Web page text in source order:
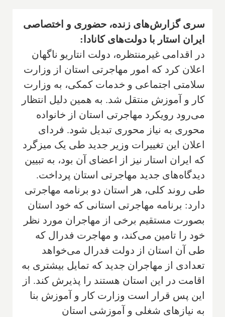
سری گزارش‌های زنده، حضوری و اختصاصی
ایران استار با دولت‌های کانادا:
در اقدامی غیرمنتظره، دولت انتاریو ناگهان
اعلان کرد که امور مهاجرتی استان از وزارت
سلامتی اجتماعی و خدمات کمکی، به وزارت
کار و آموزش منتقل شد. به همین دلیل انتظار
می‌رود رویکرد مهاجرتی استان از خانواده
محوری به نیاز محوری تبدیل شود. فردای
اعلان این تغییرات وزیر جدید طی یک میزگرد
که ایران استار نیز از اعضای آن بود، به تبیین
دیدگاه‌های جدید مهاجرتی استان پرداخت.
طی روند کلی، هر استان دو برنامه مهاجرتی
دارد: برنامه مهاجرتی استانی که خود استان
بصورت مستقیم برخی از مهاجران مورد نظر
خود را تامین می‌کند، و مهاجرت فدرال که
طی آن استان از دولت فدرال می‌خواهد
تعدادی از مهاجران جدید که تمایل بیشتری به
اقامت در این استان هستند را پذیرش کند. از
این پس قرار است وزارت کار و آموزش بنا
به نیازهای شغلی و آموزشی استان